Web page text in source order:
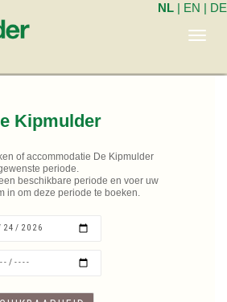
NL | EN | DE
Kipmulder
of accommodatie De Kipmulder
periode.
beschikbare periode en voer uw
in om deze periode te boeken.